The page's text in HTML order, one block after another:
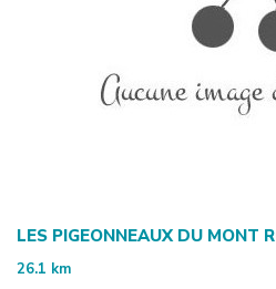
LES PIGEONNEAUX DU MONT
26.1 km